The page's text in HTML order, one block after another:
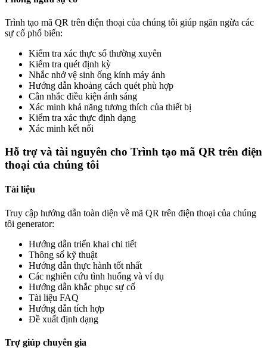
Trình tạo mã QR trên điện thoại của chúng tôi giúp ngăn ngừa các
sự cố phổ biến:
Kiểm tra xác thực số thường xuyên
Kiểm tra quét định kỳ
Nhắc nhở vệ sinh ống kính máy ảnh
Hướng dẫn khoảng cách quét phù hợp
Cân nhắc điều kiện ánh sáng
Xác minh khả năng tương thích của thiết bị
Kiểm tra xác thực định dạng
Xác minh kết nối
Hỗ trợ và tài nguyên cho Trình tạo mã QR trên điện
thoại của chúng tôi
Tài liệu
Truy cập hướng dẫn toàn diện về mã QR trên điện thoại của chúng
tôi generator:
Hướng dẫn triển khai chi tiết
Thông số kỹ thuật
Hướng dẫn thực hành tốt nhất
Các nghiên cứu tình huống và ví dụ
Hướng dẫn khắc phục sự cố
Tài liệu FAQ
Hướng dẫn tích hợp
Đề xuất định dạng
Trợ giúp chuyên gia